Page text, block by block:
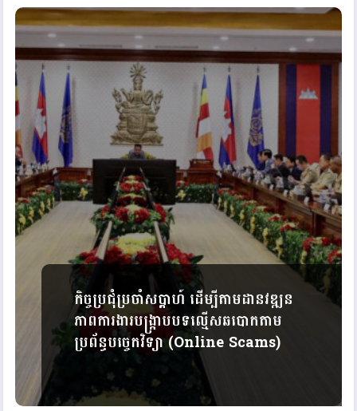
កិច្ចប្រជុំប្រចាំសប្តាហ៍ ដើម្បីតាមដានវឌ្ឍន
ភាពការងារបង្ក្រាបបទល្មើសឆបោកតាម
ប្រព័ន្ធបច្ចេកវិទ្យា (Online Scams)